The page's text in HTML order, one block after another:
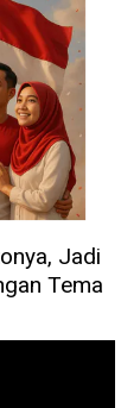
Jadi
Tema